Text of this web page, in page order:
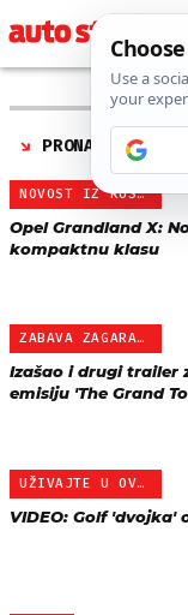
PRONAĐENO 325
NOVOST IZ RUSSELSHEIMA
Opel Grandland X:
kompaktnu klasu
ZABAVA ZAGARANTIRANA
Izašao i drugi trailer
emisiju 'The Grand
UŽIVAJTE U OVOJ ZVIJERI
VIDEO: Golf 'dvojka'